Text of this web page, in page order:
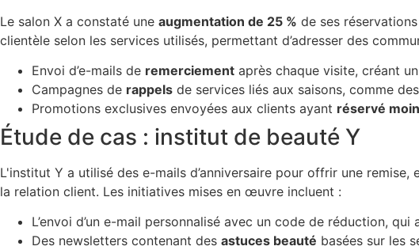
Le salon X a constaté une augmentation de 25 % de ses
clientèle selon les services utilisés, permettant d’adresser des
Envoi d’e-mails de remerciement après chaque visite, créant
Campagnes de rappels de services liés aux saisons, comme
Promotions exclusives envoyées aux clients ayant réservé
Étude de cas : institut de beauté Y
L'institut Y a utilisé des e-mails d’anniversaire pour offrir une remise,
la relation client. Les initiatives mises en œuvre incluent :
L’envoi d’un e-mail personnalisé avec un code de réduction,
Des newsletters contenant des astuces beauté basées sur les